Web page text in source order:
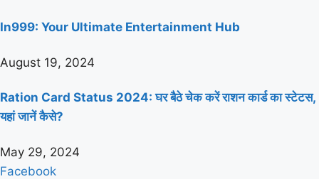
In999: Your Ultimate Entertainment Hub
August 19, 2024
Ration Card Status 2024: घर बैठे चेक करें राशन कार्ड का स्टेटस,
यहां जानें कैसे?
May 29, 2024
Facebook